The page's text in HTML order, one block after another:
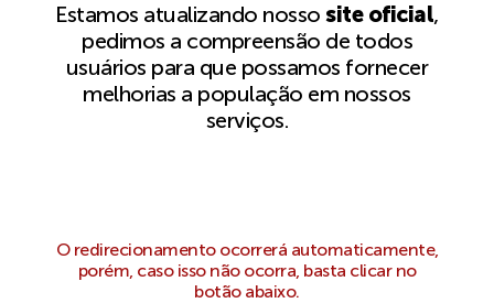
Estamos atualizando nossosite oficial,
pedimos a compreensão de todos
usuários para que possamos fornecer
melhorias a população em nossos
serviços.
O redirecionamento ocorrerá automaticamente,
porém, caso isso não ocorra, basta clicar no
botão abaixo.